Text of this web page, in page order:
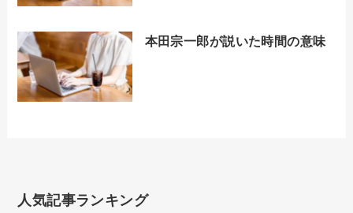
本田宗一郎が説いた時間の意味
人気記事ランキング